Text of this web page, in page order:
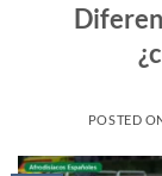
POSTED